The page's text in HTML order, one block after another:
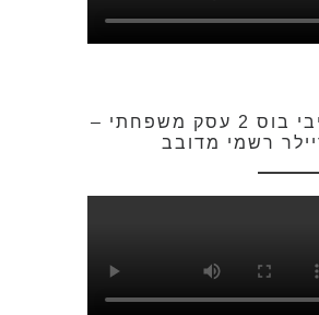
בייבי בוס 2 עסק משפחתי –
רשמי מדובב